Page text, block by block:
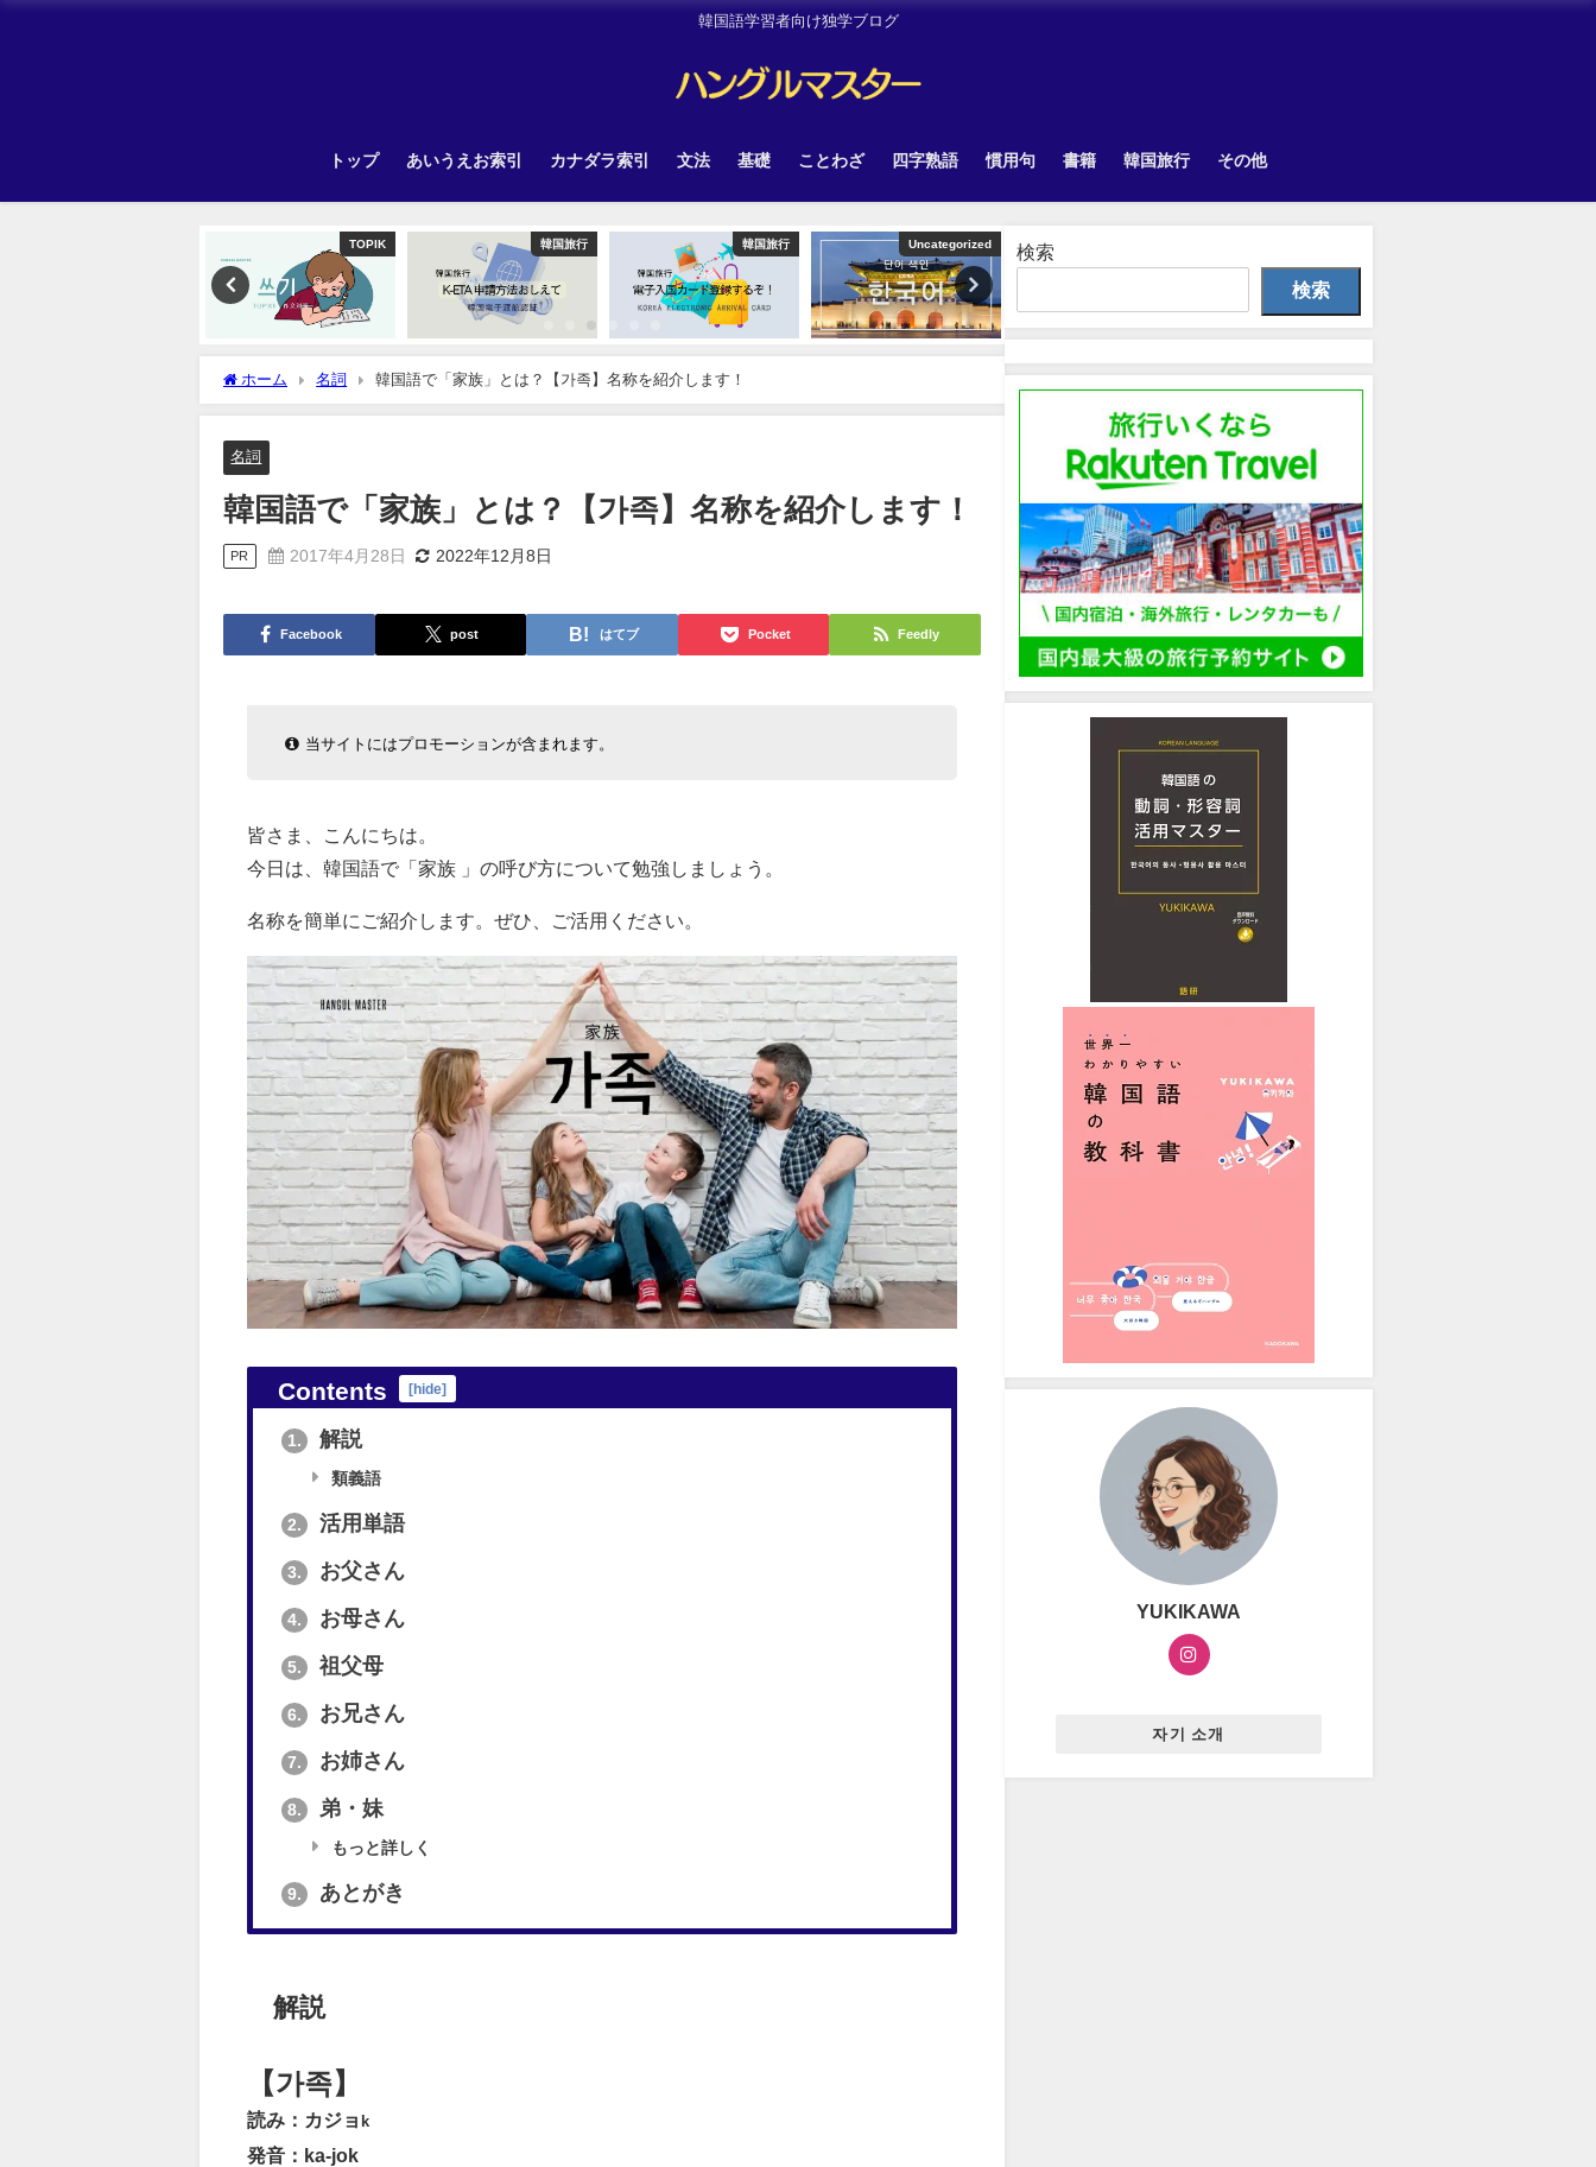
韓国語学習者向け独学ブログ
トップ あいうえお索引 カナダラ索引 文法 基礎 ことわざ 四字熟語 慣用句 書籍 韓国旅行 その他
韓国旅行 韓国旅行 Uncategorized Other
ホーム 名詞 韓国語で「家族」とは？【가족】名称を紹介します！
名詞
韓国語で「家族」とは？【가족】名称を紹介します！
PR 2017年4月28日 2022年12月8日
Facebook post はてブ Pocket Feedly
当サイトにはプロモーションが含まれます。
皆さま、こんにちは。
今日は、韓国語で「家族 」の呼び方について勉強しましょう。
名称を簡単にご紹介します。ぜひ、ご活用ください。
Contents [hide]
1. 解説
類義語
2. 活用単語
3. お父さん
4. お母さん
5. 祖父母
6. お兄さん
7. お姉さん
8. 弟・妹
もっと詳しく
9. あとがき
解説
【가족】
読み：カジョ k
発音：ka-jok
検索
検索
YUKIKAWA
자기 소개